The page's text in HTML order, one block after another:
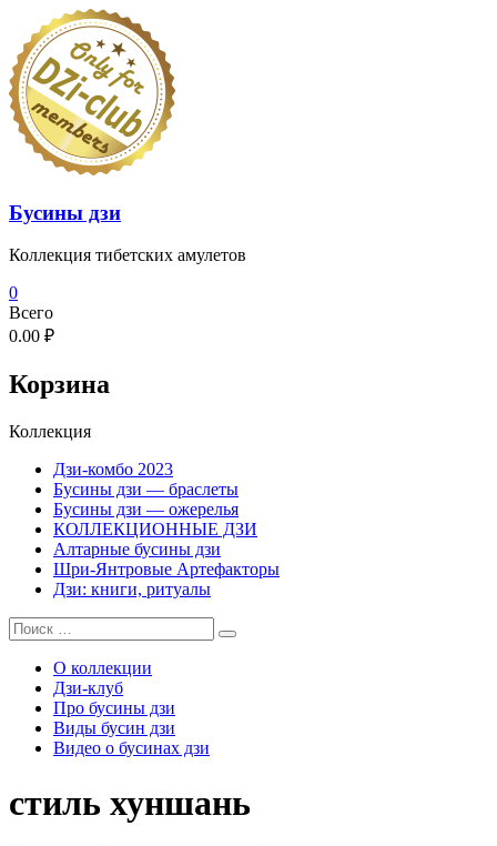
Перейти
содержимому
Бусины дзи
Коллекция тибетских амулетов
0
Всего
0.00 ₽
Корзина
Коллекция
Дзи-комбо 2023
Бусины дзи — браслеты
Бусины дзи — ожерелья
КОЛЛЕКЦИОННЫЕ ДЗИ
Алтарные бусины дзи
Шри-Янтровые Артефакторы
Дзи: книги, ритуалы
О коллекции
Дзи-клуб
Про бусины дзи
Виды бусин дзи
Видео о бусинах дзи
стиль хуншань